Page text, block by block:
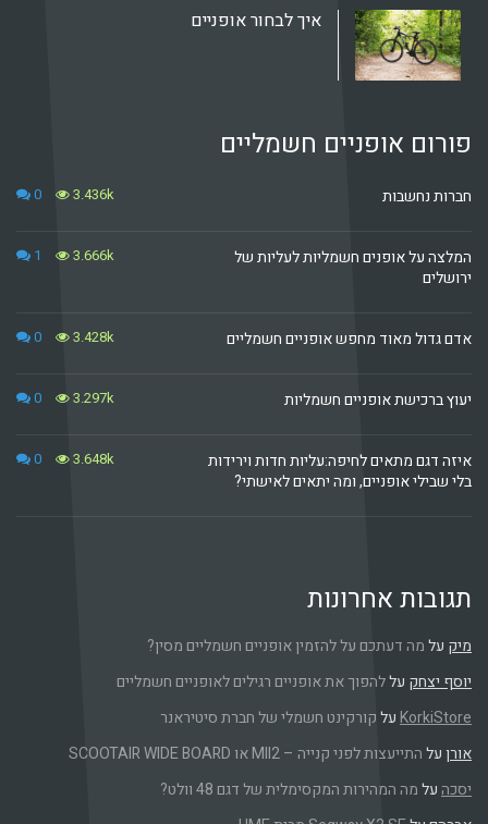
איך לבחור אופניים
אופניים חשמליים
0
אופנים חשמליות לעליות של 1
מאוד מחפש אופניים חשמליים 0
אופניים חשמליות 0
מתאים לחיפה:עליות חדות וירידות
אופניים, ומה יתאים לאישתי?
0
אחרונות
דעתכם על להזמין אופניים חשמליים מסין?
עללהפוך את אופניים רגילים לאופניים חשמליים
עלקורקינט חשמלי של חברת סיטיראנר
התייעצות לפני קנייה – MII2 או SCOOTAIR WIDE BOARD
מה המהירות המקסימלית של דגם 48 וולט?